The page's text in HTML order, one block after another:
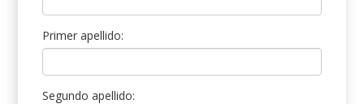
Primer apellido:
Segundo apellido: